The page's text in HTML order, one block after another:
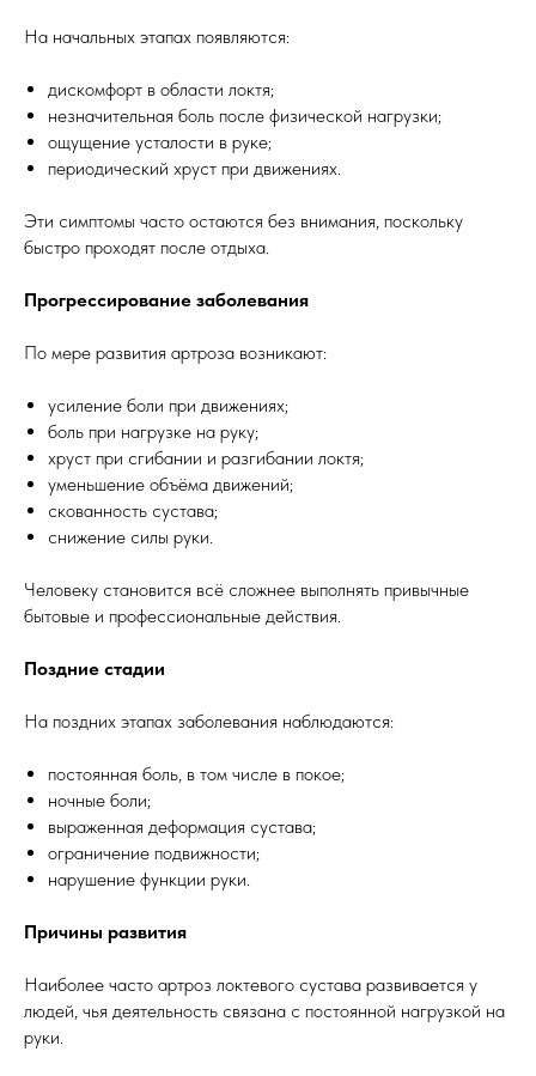
На начальных этапах появляются:
дискомфорт в области локтя;
незначительная боль после физической нагрузки;
ощущение усталости в руке;
периодический хруст при движениях.
Эти симптомы часто остаются без внимания, поскольку
быстро проходят после отдыха.
Прогрессирование заболевания
По мере развития артроза возникают:
усиление боли при движениях;
боль при нагрузке на руку;
хруст при сгибании и разгибании локтя;
уменьшение объёма движений;
скованность сустава;
снижение силы руки.
Человеку становится всё сложнее выполнять привычные
бытовые и профессиональные действия.
Поздние стадии
На поздних этапах заболевания наблюдаются:
постоянная боль, в том числе в покое;
ночные боли;
выраженная деформация сустава;
ограничение подвижности;
нарушение функции руки.
Причины развития
Наиболее часто артроз локтевого сустава развивается у
людей, чья деятельность связана с постоянной нагрузкой на
руки.